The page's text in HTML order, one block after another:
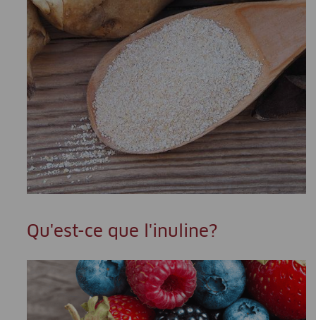
Qu'est-ce que l'inuline?